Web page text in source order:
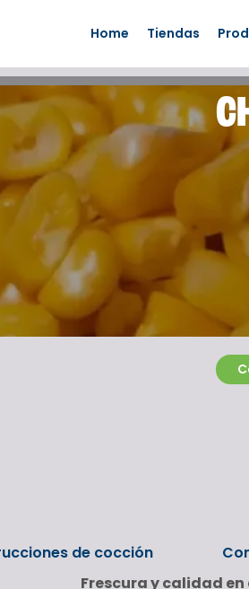
Home Tiendas
de cocción
Frescura y calidad